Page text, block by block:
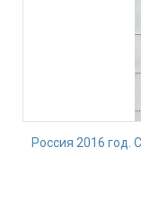
Россия 2016 год.